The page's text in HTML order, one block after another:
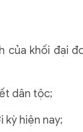
của khối đại
dân tộc;
hiện nay;